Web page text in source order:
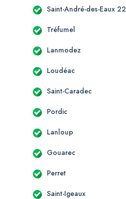
Saint-André-des-Eaux 22
Tréfumel
Lanmodez
Loudéac
Saint-Caradec
Pordic
Lanloup
Gouarec
Perret
Saint-Igeaux